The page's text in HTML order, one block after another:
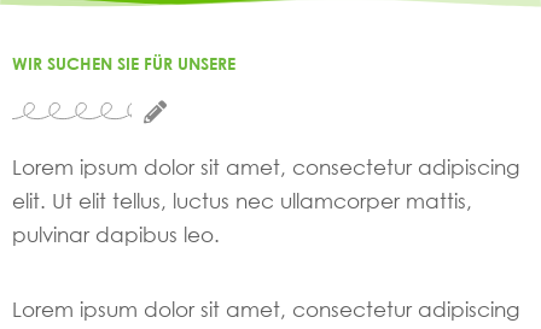
WIR SUCHEN SIE FÜR UNSERE
Lorem ipsum dolor sit amet, consectetur adipiscing
elit. Ut elit tellus, luctus nec ullamcorper mattis,
pulvinar dapibus leo.
Lorem ipsum dolor sit amet, consectetur adipiscing